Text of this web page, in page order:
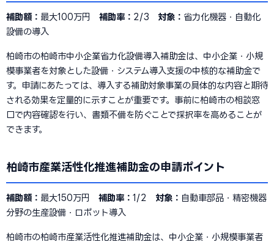
補助額： 最大100万円 補助率： 2/3 対象： 省力化機器・自動化
設備の導入
柏崎市の柏崎市中小企業省力化設備導入補助金は、中小企業・小規
模事業者を対象とした設備・システム導入支援の中核的な補助金で
す。申請にあたっては、導入する補助対象事業の具体的な内容と期待
される効果を定量的に示すことが重要です。事前に柏崎市の相談窓
口で内容確認を行い、書類不備を防ぐことで採択率を高めることが
できます。
柏崎市産業活性化推進補助金の申請ポイント
補助額： 最大150万円 補助率： 1/2 対象： 自動車部品・精密機器
分野の生産設備・ロボット導入
柏崎市の柏崎市産業活性化推進補助金は、中小企業・小規模事業者